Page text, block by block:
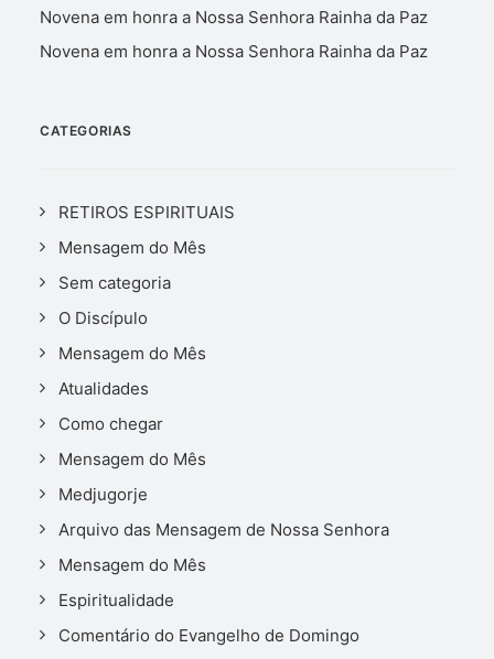
Novena em honra a Nossa Senhora Rainha da Paz
Novena em honra a Nossa Senhora Rainha da Paz
CATEGORIAS
RETIROS ESPIRITUAIS
Mensagem do Mês
Sem categoria
O Discípulo
Mensagem do Mês
Atualidades
Como chegar
Mensagem do Mês
Medjugorje
Arquivo das Mensagem de Nossa Senhora
Mensagem do Mês
Espiritualidade
Comentário do Evangelho de Domingo